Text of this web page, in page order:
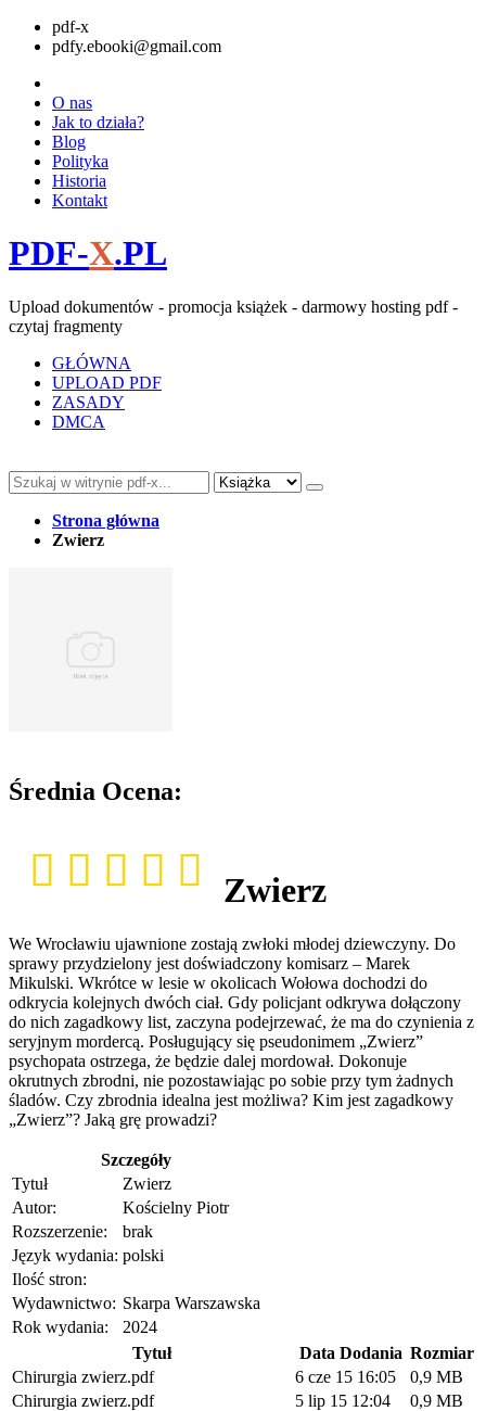
pdf-x
pdfy.ebooki@gmail.com
O nas
Jak to działa?
Blog
Polityka
Historia
Kontakt
PDF-X.PL
Upload dokumentów - promocja książek - darmowy hosting pdf -
czytaj fragmenty
GŁÓWNA
UPLOAD PDF
ZASADY
DMCA
Strona główna
Zwierz
Średnia Ocena:
Zwierz
We Wrocławiu ujawnione zostają zwłoki młodej dziewczyny. Do
sprawy przydzielony jest doświadczony komisarz – Marek
Mikulski. Wkrótce w lesie w okolicach Wołowa dochodzi do
odkrycia kolejnych dwóch ciał. Gdy policjant odkrywa dołączony
do nich zagadkowy list, zaczyna podejrzewać, że ma do czynienia z
seryjnym mordercą. Posługujący się pseudonimem „Zwierz”
psychopata ostrzega, że będzie dalej mordował. Dokonuje
okrutnych zbrodni, nie pozostawiając po sobie przy tym żadnych
śladów. Czy zbrodnia idealna jest możliwa? Kim jest zagadkowy
„Zwierz”? Jaką grę prowadzi?
Szczegóły
Tytuł
Zwierz
Autor:
Kościelny Piotr
Rozszerzenie:
brak
Język wydania: polski
Ilość stron:
Wydawnictwo: Skarpa Warszawska
Rok wydania:
2024
Tytuł
Data Dodania Rozmiar
Chirurgia zwierz.pdf
6 cze 15 16:05
0,9 MB
Chirurgia zwierz.pdf
5 lip 15 12:04
0,9 MB